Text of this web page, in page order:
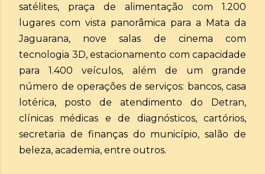
satélites, praça de alimentação com 1.200
lugares com vista panorâmica para a Mata da
Jaguarana, nove salas de cinema com
tecnologia 3D, estacionamento com capacidade
para 1.400 veículos, além de um grande
número de operações de serviços: bancos, casa
lotérica, posto de atendimento do Detran,
clínicas médicas e de diagnósticos, cartórios,
secretaria de finanças do município, salão de
beleza, academia, entre outros.